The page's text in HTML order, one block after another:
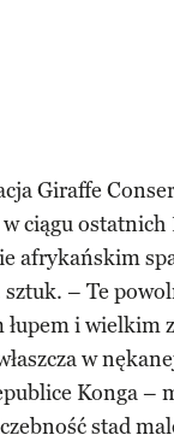
Giraffe
ciągu ostatnich
afrykańskim
– Te
łupem i wielkim
w
Konga –
stad